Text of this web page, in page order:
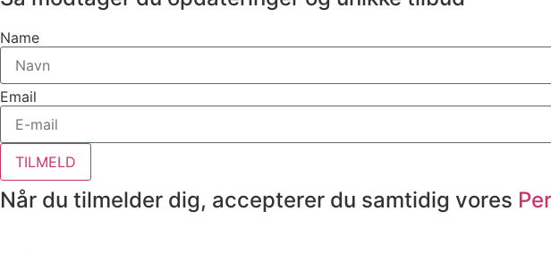
Name
Email
TILMELD
Når du tilmelder dig, accepterer du samtidig vores